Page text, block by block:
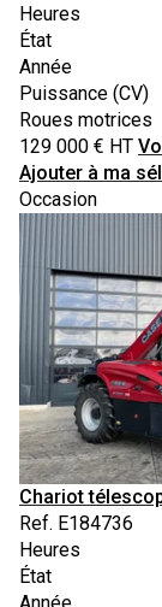
Heures
État
Année
Puissance (CV)
Roues motrices
129 000 € HT
Ajouter à ma
Occasion
Chariot
Ref. E184736
Heures
État
Année